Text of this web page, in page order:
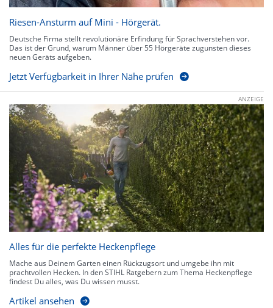
Riesen-Ansturm auf Mini - Hörgerät.
Deutsche Firma stellt revolutionäre Erfindung für Sprachverstehen vor.
Das ist der Grund, warum Männer über 55 Hörgeräte zugunsten dieses
neuen Geräts aufgeben.
Jetzt Verfügbarkeit in Ihrer Nähe prüfen
ANZEIGE
Alles für die perfekte Heckenpflege
Mache aus Deinem Garten einen Rückzugsort und umgebe ihn mit
prachtvollen Hecken. In den STIHL Ratgebern zum Thema Heckenpflege
findest Du alles, was Du wissen musst.
Artikel ansehen